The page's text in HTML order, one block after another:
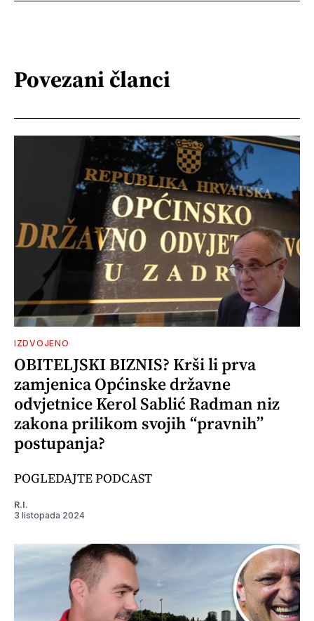
Povezani članci
IZDVOJENO
OBITELJSKI BIZNIS? Krši li prva
zamjenica Općinske državne
odvjetnice Kerol Sablić Radman niz
zakona prilikom svojih “pravnih”
postupanja?
POGLEDAJTE PODCAST
R.I.
3 listopada 2024